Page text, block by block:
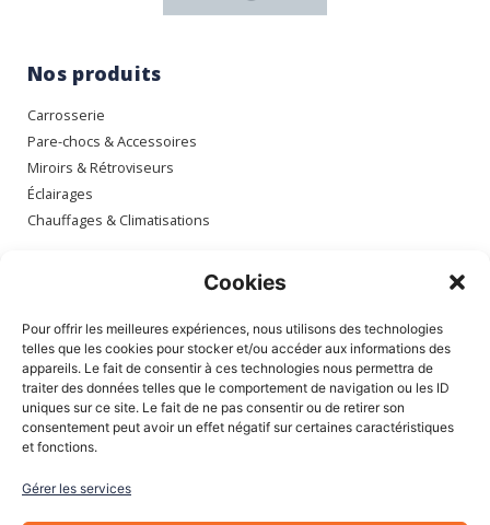
Cookies
Pour offrir les meilleures expériences, nous utilisons des technologies
telles que les cookies pour stocker et/ou accéder aux informations des
appareils. Le fait de consentir à ces technologies nous permettra de
traiter des données telles que le comportement de navigation ou les ID
uniques sur ce site. Le fait de ne pas consentir ou de retirer son
consentement peut avoir un effet négatif sur certaines caractéristiques
et fonctions.
Gérer les services
Nos produits
Carrosserie
Pare-chocs & Accessoires
Miroirs & Rétroviseurs
Éclairages
Chauffages & Climatisations
Mon compte
Mes commandes
Mes adresses
Mon panier
Informations
À Propos de nous